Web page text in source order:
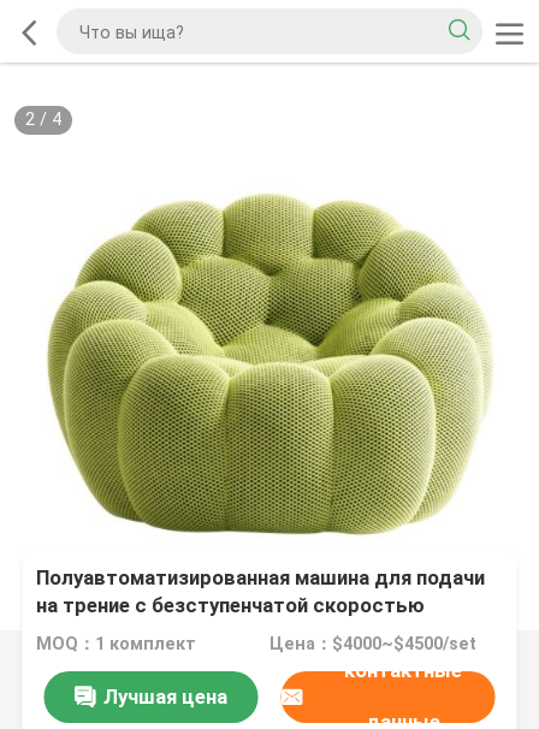
2/ 4
Полуавтоматизированная машина для подачи
на трение с безступенчатой скоростью
MOQ：1 комплект Цена：$4000~$4500/set
Лучшая цена
контактные
данные